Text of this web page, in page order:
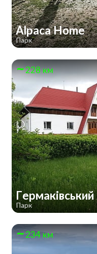
Alpaca Home
Парк
228 км
Гермаківський
Парк
234 км